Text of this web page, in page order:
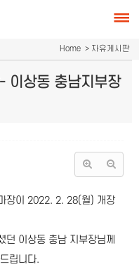
Home > 자유게시판
이상동 충남지부장
장이 2022. 2. 28(월) 개장
던 이상동 충남 지부장님께
립니다.